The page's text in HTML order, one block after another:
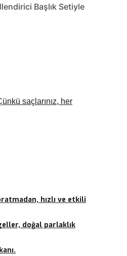
Başlık Setiyle
saçlarınız, her
hızlı ve etkili
doğal parlaklık